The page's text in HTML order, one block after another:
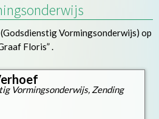
Vormingsonderwijs) op
Floris” .
Vormingsonderwijs, Zending